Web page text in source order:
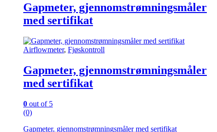
Gapmeter, gjennomstrømningsmåler
med sertifikat
Airflowmeter, Fjøskontroll
Gapmeter, gjennomstrømningsmåler
med sertifikat
0 out of 5
(0)
Gapmeter, gjennomstrømningsmåler med sertifikat